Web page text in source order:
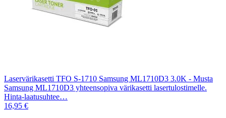
Laservärikasetti TFO S-1710 Samsung ML1710D3 3.0K - Musta
Samsung ML1710D3 yhteensopiva värikasetti lasertulostimelle.
Hinta-laatusuhtee…
16,95 €